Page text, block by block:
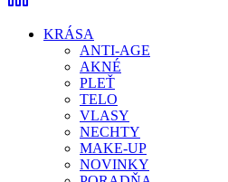
KRÁSA
ANTI-AGE
AKNÉ
PLEŤ
TELO
VLASY
NECHTY
MAKE-UP
NOVINKY